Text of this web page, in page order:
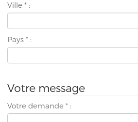
Ville * :
Pays * :
Votre message
Votre demande * :